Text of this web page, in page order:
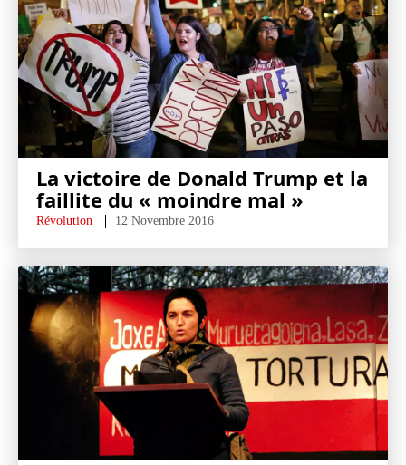
La victoire de Donald Trump et la
faillite du « moindre mal »
Révolution 12 Novembre 2016